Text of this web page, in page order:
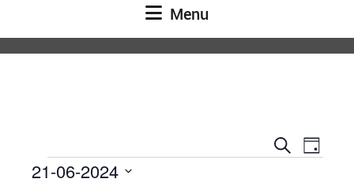
Menu
Suche
Tag
Veranstaltungen
21-06-2024